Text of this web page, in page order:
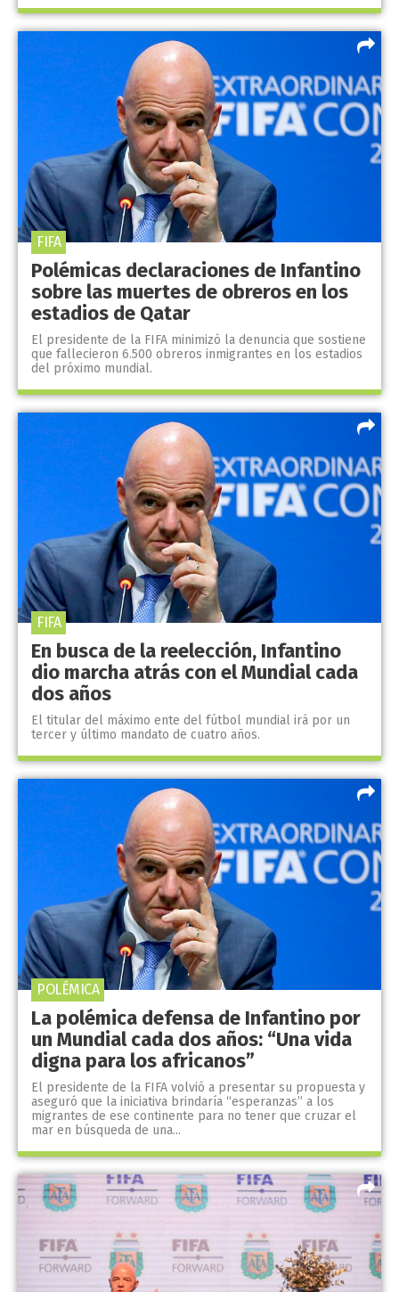
Polémicas declaraciones de Infantino
sobre las muertes de obreros en los
estadios de Qatar
El presidente de la FIFA minimizó la denuncia que sostiene
que fallecieron 6.500 obreros inmigrantes en los estadios
del próximo mundial.
FIFA
En busca de la reelección, Infantino
dio marcha atrás con el Mundial cada
dos años
El titular del máximo ente del fútbol mundial irá por un
tercer y último mandato de cuatro años.
FIFA
La polémica defensa de Infantino por
un Mundial cada dos años: “Una vida
digna para los africanos”
El presidente de la FIFA volvió a presentar su propuesta y
aseguró que la iniciativa brindaría “esperanzas” a los
migrantes de ese continente para no tener que cruzar el
mar en búsqueda de una...
POLÉMICA